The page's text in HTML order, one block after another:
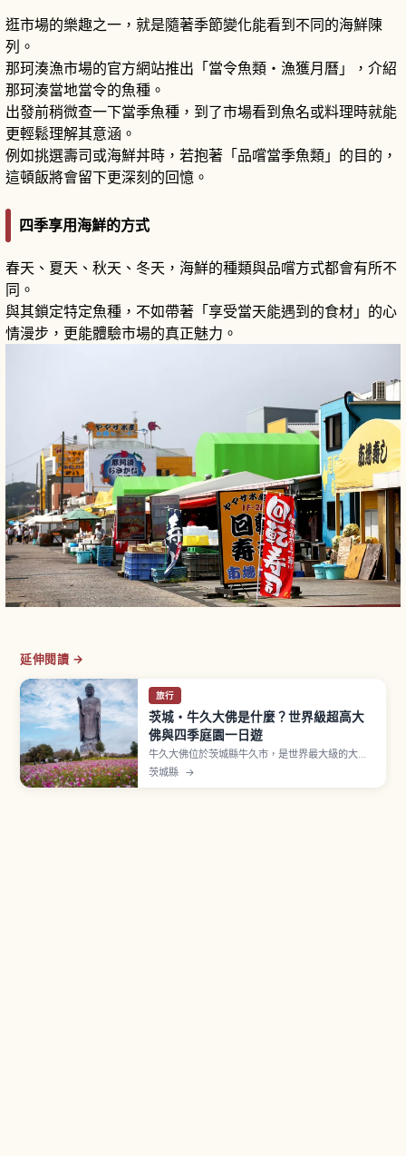
逛市場的樂趣之一，就是隨著季節變化能看到不同的海鮮陳
列。
那珂湊漁市場的官方網站推出「當令魚類・漁獲月曆」，介紹
那珂湊當地當令的魚種。
出發前稍微查一下當季魚種，到了市場看到魚名或料理時就能
更輕鬆理解其意涵。
例如挑選壽司或海鮮丼時，若抱著「品嚐當季魚類」的目的，
這頓飯將會留下更深刻的回憶。
四季享用海鮮的方式
春天、夏天、秋天、冬天，海鮮的種類與品嚐方式都會有所不
同。
與其鎖定特定魚種，不如帶著「享受當天能遇到的食材」的心
情漫步，更能體驗市場的真正魅力。
延伸閱讀 →
旅行
茨城・牛久大佛是什麼？世界級超高大
佛與四季庭園一日遊
牛久大佛位於茨城縣牛久市，是世界最大級的大佛
像之一，正式名稱「牛久阿彌陀大佛」。全高達
茨城縣 →